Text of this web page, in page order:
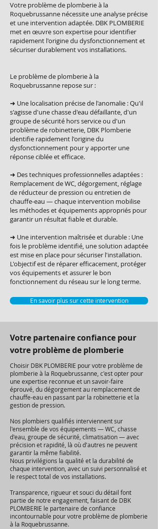
Votre problème de plomberie à la
Roquebrussanne nécessite une analyse précise
et une intervention adaptée. DBK PLOMBERIE
met en œuvre son expertise pour identifier
rapidement l'origine du dysfonctionnement et
sécuriser durablement vos installations.
Le problème de plomberie à la
Roquebrussanne repose sur :
➜ Une localisation précise de l'anomalie : Qu'il
s'agisse d'une chasse d'eau défaillante, d'un
groupe de sécurité hors service ou d'un
problème de robinetterie, DBK Plomberie
identifie rapidement l'origine du
dysfonctionnement pour y apporter une
réponse ciblée et efficace.
➜ Des techniques professionnelles adaptées :
Remplacement de WC, dégorgement, réglage
de réducteur de pression ou entretien de
chauffe-eau — chaque intervention mobilise
les méthodes et équipements appropriés pour
garantir un résultat fiable et durable.
➜ Une intervention maîtrisée et durable : Une
fois le problème identifié, une solution adaptée
est mise en place pour sécuriser l'installation.
L'objectif est de réparer efficacement, protéger
vos équipements et assurer le bon
fonctionnement du réseau sur le long terme.
En savoir plus sur cette intervention
Votre partenaire confiance pour
votre problème de plomberie
Choisir DBK PLOMBERIE pour votre problème de
plomberie à la Roquebrussanne, c'est opter pour
une expertise reconnue et un savoir-faire
éprouvé, du dégorgement au remplacement de
chauffe-eau en passant par la robinetterie et la
gestion de pression.
Nos plombiers qualifiés interviennent sur
l'ensemble de vos équipements — WC, chasse
d'eau, groupe de sécurité, climatisation — avec
précision et rapidité, là où d'autres ne peuvent
garantir la même fiabilité.
Nous privilégions la qualité et la durabilité de
chaque intervention, avec un suivi personnalisé et
le respect total de vos installations.
Transparence, rigueur et souci du détail font
partie de notre engagement, faisant de DBK
PLOMBERIE le partenaire de confiance
incontournable pour votre problème de plomberie
à la Roquebrussanne.